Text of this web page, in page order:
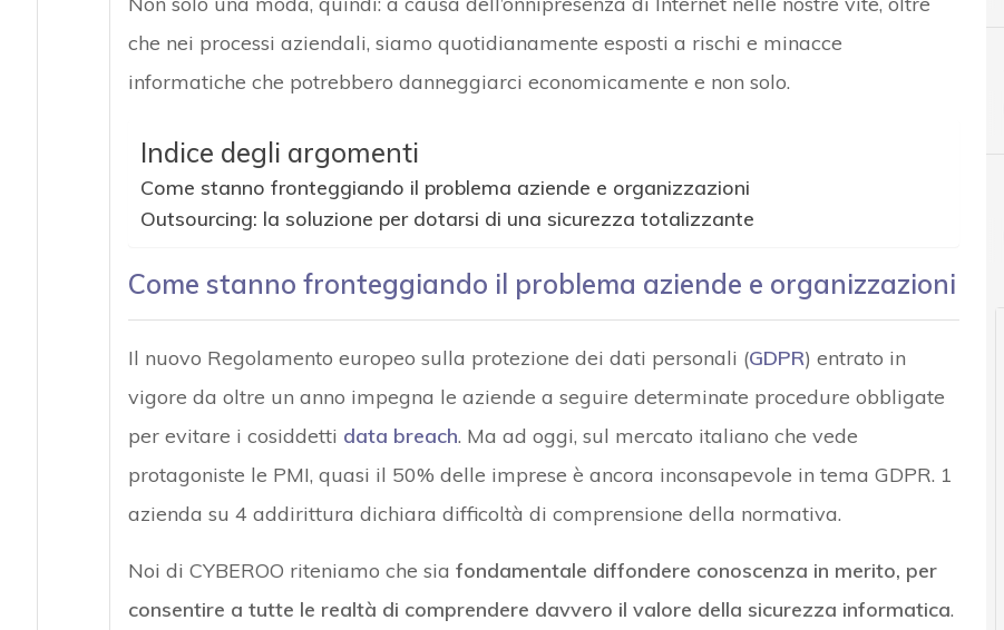
che nei processi aziendali, siamo quotidianamente esposti a rischi e minacce
informatiche che potrebbero danneggiarci economicamente e non solo.
Indice degli argomenti
Come stanno fronteggiando il problema aziende e organizzazioni
Outsourcing: la soluzione per dotarsi di una sicurezza totalizzante
Come stanno fronteggiando il problema aziende e organizzazioni
Il nuovo Regolamento europeo sulla protezione dei dati personali (GDPR) entrato in
vigore da oltre un anno impegna le aziende a seguire determinate procedure obbligate
per evitare i cosiddetti data breach. Ma ad oggi, sul mercato italiano che vede
protagoniste le PMI, quasi il 50% delle imprese è ancora inconsapevole in tema GDPR. 1
azienda su 4 addirittura dichiara difficoltà di comprensione della normativa.
Noi di CYBEROO riteniamo che sia fondamentale diffondere conoscenza in merito, per
consentire a tutte le realtà di comprendere davvero il valore della sicurezza informatica.